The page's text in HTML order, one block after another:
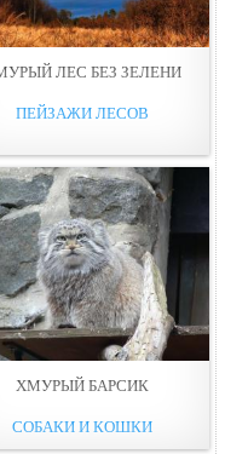
ЛЕС БЕЗ ЗЕЛЕНИ
ПЕЙЗАЖИ ЛЕСОВ
ХМУРЫЙ БАРСИК
СОБАКИ И КОШКИ